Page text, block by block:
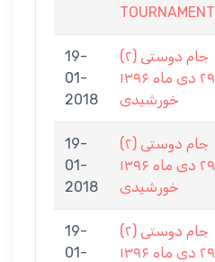
TOURNAMENT
19-
01-
2018
جام دوستی (۲)
-۲۹ دی ماه ۱۳۹۶
خورشیدی
19-
01-
2018
جام دوستی (۲)
-۲۹ دی ماه ۱۳۹۶
خورشیدی
19-
01-
جام دوستی (۲)
-۲۹ دی ماه ۱۳۹۶